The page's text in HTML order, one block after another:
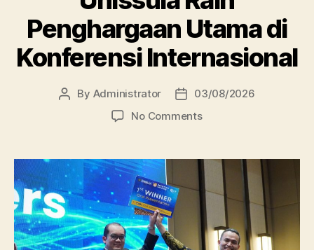
Penghargaan Utama di
Konferensi Internasional
Post
By Administrator
Post03/08/2026
No Commentson
Unissula
Raih
Penghargaan
Utama
di
Konferensi